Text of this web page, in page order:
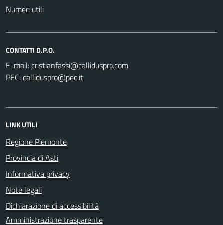
Numeri utili
CONTATTI D.P.O.
E-mail:
PEC:
LINK UTILI
Regione Piemonte
Provincia di Asti
Informativa privacy
Note legali
Dichiarazione di accessibilità
Amministrazione trasparente